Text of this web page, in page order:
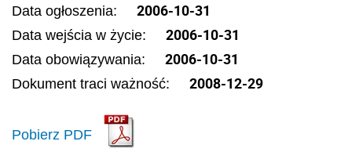
Data ogłoszenia: 2006-10-31
Data wejścia w życie: 2006-10-31
Data obowiązywania: 2006-10-31
Dokument traci ważność: 2008-12-29
Pobierz PDF